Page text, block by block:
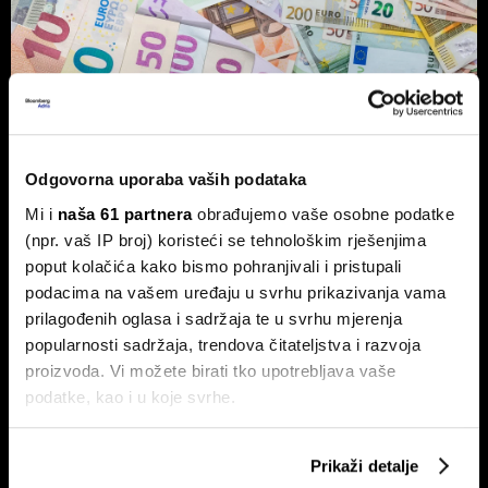
Odgovorna uporaba vaših podataka
Mi i naša 61 partneraobrađujemo vaše osobne podatke
(npr. vaš IP broj) koristeći se tehnološkim rješenjima
poput kolačića kako bismo pohranjivali i pristupali
podacima na vašem uređaju u svrhu prikazivanja vama
prilagođenih oglasa i sadržaja te u svrhu mjerenja
popularnosti sadržaja, trendova čitateljstva i razvoja
proizvoda. Vi možete birati tko upotrebljava vaše
podatke, kao i u koje svrhe.
Prikupljati podatke o vašoj geografskoj lokaciji,
Prikaži detalje
Vlasnik Magazinske kleti izdaje
obveznice - centraliziranom
kuhinjom do trostrukog rasta marže
obveznice vrijedne 1,5 milijuna eura, više od milijun eura
ulažu u sustav centralizirane pripreme hrane.
Evo kako BOX NOW želi
oblikovati budućnost logistike u